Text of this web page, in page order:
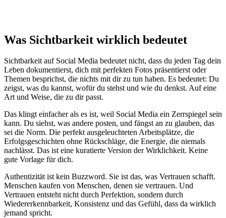
Was Sichtbarkeit wirklich bedeutet
Sichtbarkeit auf Social Media bedeutet nicht, dass du jeden Tag dein
Leben dokumentierst, dich mit perfekten Fotos präsentierst oder
Themen besprichst, die nichts mit dir zu tun haben. Es bedeutet: Du
zeigst, was du kannst, wofür du stehst und wie du denkst. Auf eine
Art und Weise, die zu dir passt.
Das klingt einfacher als es ist, weil Social Media ein Zerrspiegel sein
kann. Du siehst, was andere posten, und fängst an zu glauben, das
sei die Norm. Die perfekt ausgeleuchteten Arbeitsplätze, die
Erfolgsgeschichten ohne Rückschläge, die Energie, die niemals
nachlässt. Das ist eine kuratierte Version der Wirklichkeit. Keine
gute Vorlage für dich.
Authentizität ist kein Buzzword. Sie ist das, was Vertrauen schafft.
Menschen kaufen von Menschen, denen sie vertrauen. Und
Vertrauen entsteht nicht durch Perfektion, sondern durch
Wiedererkennbarkeit, Konsistenz und das Gefühl, dass da wirklich
jemand spricht.